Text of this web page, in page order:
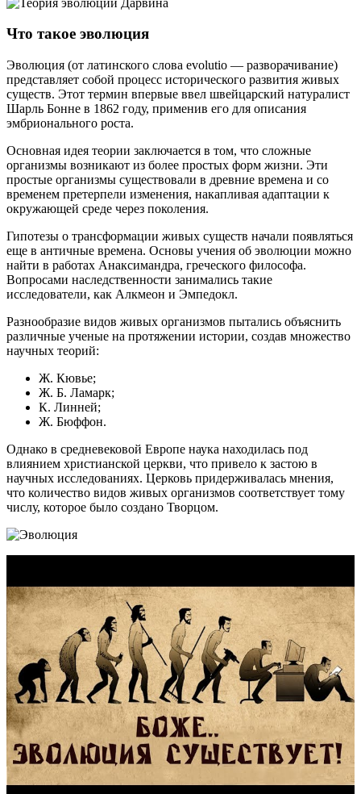
Что такое эволюция
Эволюция (от латинского слова evolutio — разворачивание)
представляет собой процесс исторического развития живых
существ. Этот термин впервые ввел швейцарский натуралист
Шарль Бонне в 1862 году, применив его для описания
эмбрионального роста.
Основная идея теории заключается в том, что сложные
организмы возникают из более простых форм жизни. Эти
простые организмы существовали в древние времена и со
временем претерпели изменения, накапливая адаптации к
окружающей среде через поколения.
Гипотезы о трансформации живых существ начали появляться
еще в античные времена. Основы учения об эволюции можно
найти в работах Анаксимандра, греческого философа.
Вопросами наследственности занимались такие
исследователи, как Алкмеон и Эмпедокл.
Разнообразие видов живых организмов пытались объяснить
различные ученые на протяжении истории, создав множество
научных теорий:
Ж. Кювье;
Ж. Б. Ламарк;
К. Линней;
Ж. Бюффон.
Однако в средневековой Европе наука находилась под
влиянием христианской церкви, что привело к застою в
научных исследованиях. Церковь придерживалась мнения,
что количество видов живых организмов соответствует тому
числу, которое было создано Творцом.